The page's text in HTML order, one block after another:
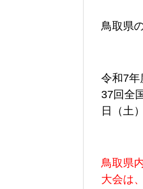
鳥取県
令和7年
37回全
日（土
鳥取県
大会は